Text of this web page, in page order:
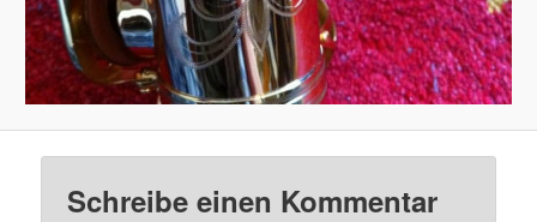
Schreibe einen Kommentar